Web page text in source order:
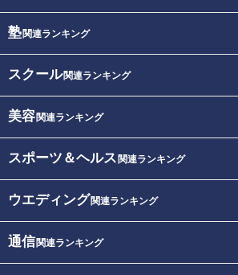
塾関連ランキング
スクール関連ランキング
美容関連ランキング
スポーツ＆ヘルス 関連ランキング
ウエディング関連ランキング
通信関連ランキング